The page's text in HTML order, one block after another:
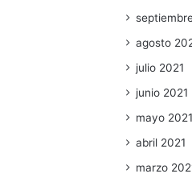
agosto
julio 2021
junio 2021
mayo 2021
abril 2021
marzo